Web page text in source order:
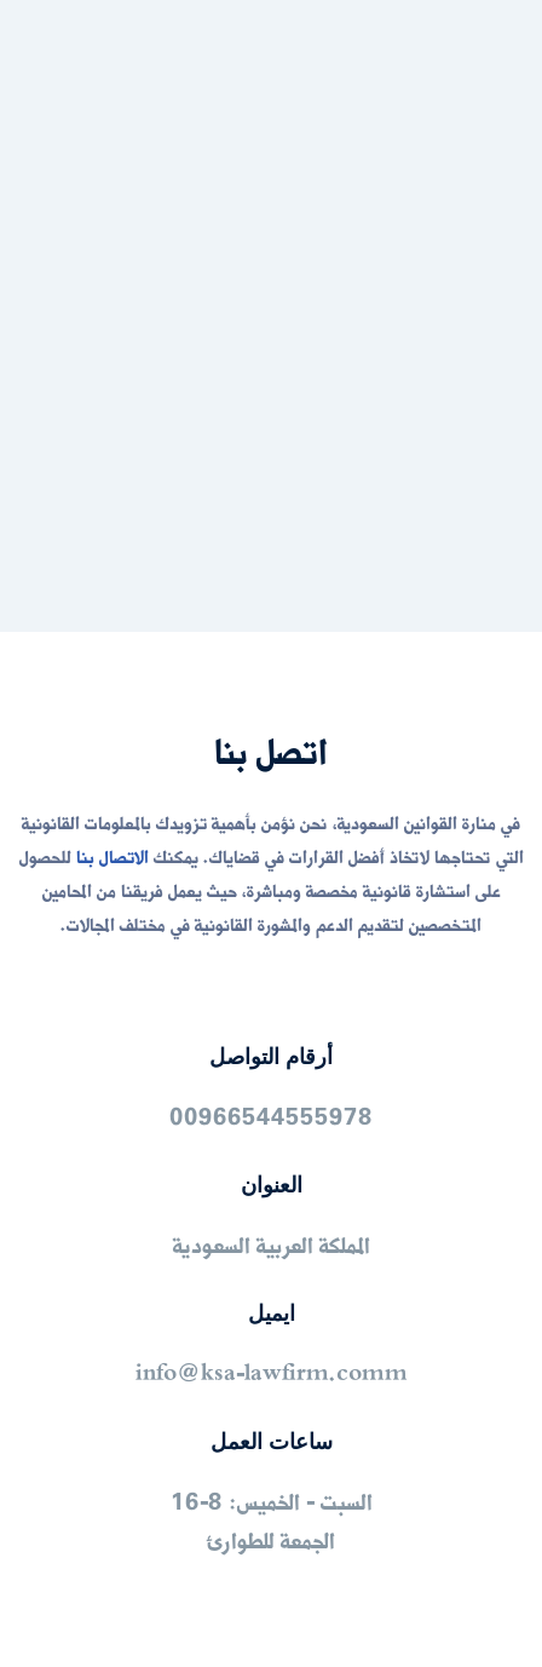
اتصل بنا
فيمنارة القوانين السعودية، نحن نؤمن بأهمية تزويدك بالمعلومات القانونية
التي تحتاجها لاتخاذ أفضل القرارات في قضاياك. يمكنكالاتصال بناللحصول
على استشارة قانونية مخصصة ومباشرة، حيث يعمل فريقنا من المحامين
المتخصصين لتقديم الدعم والمشورة القانونية في مختلف المجالات.
أرقام التواصل
00966544555978
العنوان
المملكة العربية السعودية
ايميل
info@ksa-lawfirm.comm
ساعات العمل
السبت - الخميس: 8-16
الجمعة للطوارئ